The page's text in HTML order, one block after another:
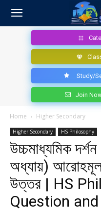
Study/
Join
Home Higher Secondary
Higher Secondary HS Philosophy
উচ্চমাধ্যমিক
অধ্যায়)
উত্তর | HS
Question